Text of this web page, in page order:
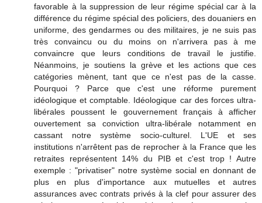
favorable à la suppression de leur régime spécial car à la
différence du régime spécial des policiers, des douaniers en
uniforme, des gendarmes ou des militaires, je ne suis pas
très convaincu ou du moins on n'arrivera pas à me
convaincre que leurs conditions de travail le justifie.
Néanmoins, je soutiens la grève et les actions que ces
catégories mènent, tant que ce n'est pas de la casse.
Pourquoi ? Parce que c'est une réforme purement
idéologique et comptable. Idéologique car des forces ultra-
libérales poussent le gouvernement français à afficher
ouvertement sa conviction ultra-libérale notamment en
cassant notre système socio-culturel. L'UE et ses
institutions n'arrêtent pas de reprocher à la France que les
retraites représentent 14% du PIB et c'est trop ! Autre
exemple : "privatiser" notre système social en donnant de
plus en plus d'importance aux mutuelles et autres
assurances avec contrats privés à la clef pour assurer des